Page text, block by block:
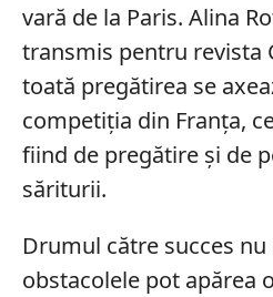
vară de la Paris. Alina
transmis pentru revista
toată pregătirea se
competiția din Franța,
fiind de pregătire și de
săriturii.
Drumul către succes
obstacolele pot apărea